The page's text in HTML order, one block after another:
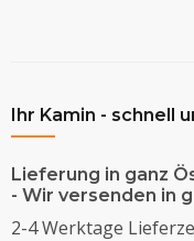
Ihr Kamin - schnell
Lieferung in ganz
- Wir versenden in
2-4 Werktage